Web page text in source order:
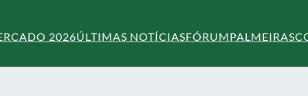
2026ÚLTIMAS NOTÍCIASFÓRUMPALMEIRAS